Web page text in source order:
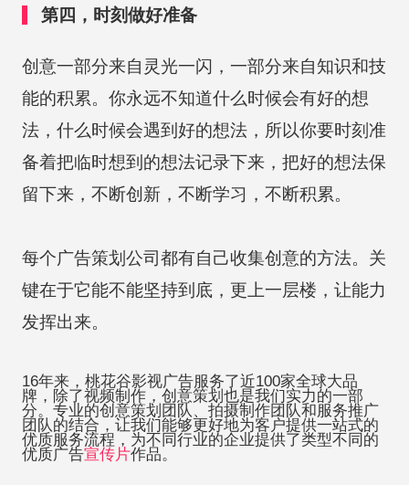
第四，时刻做好准备
创意一部分来自灵光一闪，一部分来自知识和技
能的积累。你永远不知道什么时候会有好的想
法，什么时候会遇到好的想法，所以你要时刻准
备着把临时想到的想法记录下来，把好的想法保
留下来，不断创新，不断学习，不断积累。
每个广告策划公司都有自己收集创意的方法。关
键在于它能不能坚持到底，更上一层楼，让能力
发挥出来。
16年来，桃花谷影视广告服务了近100家全球大品
牌，除了视频制作，创意策划也是我们实力的一部
分。专业的创意策划团队、拍摄制作团队和服务推广
团队的结合，让我们能够更好地为客户提供一站式的
优质服务流程，为不同行业的企业提供了类型不同的
优质广告宣传片作品。